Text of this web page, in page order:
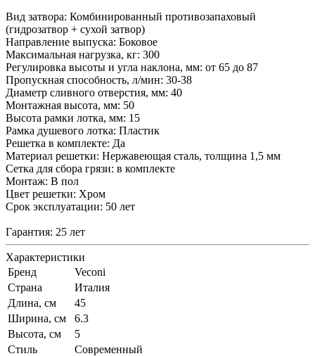
Вид затвора: Комбинированный противозапаховый
(гидрозатвор + сухой затвор)
Направление выпуска: Боковое
Максимальная нагрузка, кг: 300
Регулировка высоты и угла наклона, мм: от 65 до 87
Пропускная способность, л/мин: 30-38
Диаметр сливного отверстия, мм: 40
Монтажная высота, мм: 50
Высота рамки лотка, мм: 15
Рамка душевого лотка: Пластик
Решетка в комплекте: Да
Материал решетки: Нержавеющая сталь, толщина 1,5 мм
Сетка для сбора грязи: в комплекте
Монтаж: В пол
Цвет решетки: Хром
Срок эксплуатации: 50 лет
Гарантия: 25 лет
Характеристики
Бренд
Veconi
Страна
Италия
Длина, см
45
Ширина, см
6.3
Высота, см
5
Стиль
Современный